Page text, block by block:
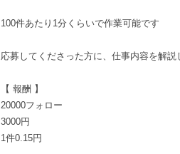
100件あたり1分くらいで作業可能です
応募してくださった方に、仕事内容を解説
【 報酬 】
20000フォロー
3000円
1件0.15円